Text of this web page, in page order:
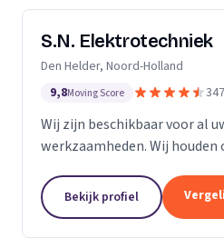
S.N. Elektrotechniek
Den Helder, Noord-Holland
9,8Moving Score
Wij zijn beschikbaar voor al
werkzaamheden. Wij houden
groepenkastinstallaties &
Bekijk profiel